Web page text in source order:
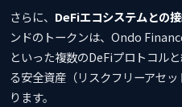
さらに、 DeFiエコシステムとの
ンドのトークンは、Ondo
といった複数のDeFiプロトコル
る安全資産（リスクフリーアセ
ります。